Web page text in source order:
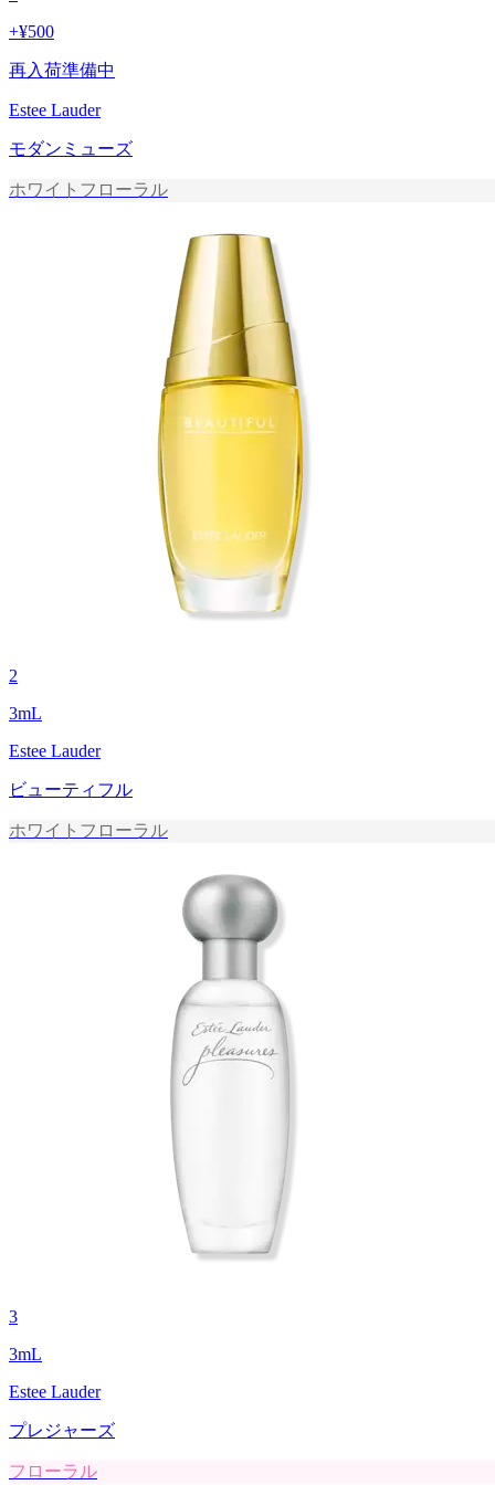
+¥500
再入荷準備中
Estee Lauder
モダンミューズ
ホワイトフローラル
2
3mL
Estee Lauder
ビューティフル
ホワイトフローラル
3
3mL
Estee Lauder
プレジャーズ
フローラル